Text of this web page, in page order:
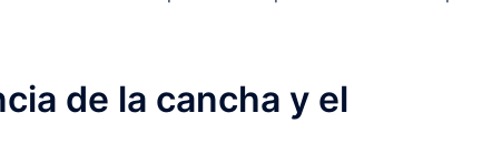
de la cancha y el